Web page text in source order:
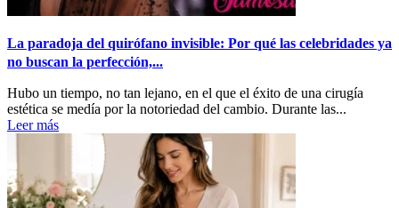
La paradoja del quirófano invisible: Por qué las celebridades ya
no buscan la perfección,...
Hubo un tiempo, no tan lejano, en el que el éxito de una cirugía
estética se medía por la notoriedad del cambio. Durante las...
Leer más